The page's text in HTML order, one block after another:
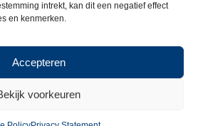
intrekt, kan dit een negatief effect
en kenmerken.
Accepteren
voorkeuren
aanvragen
review